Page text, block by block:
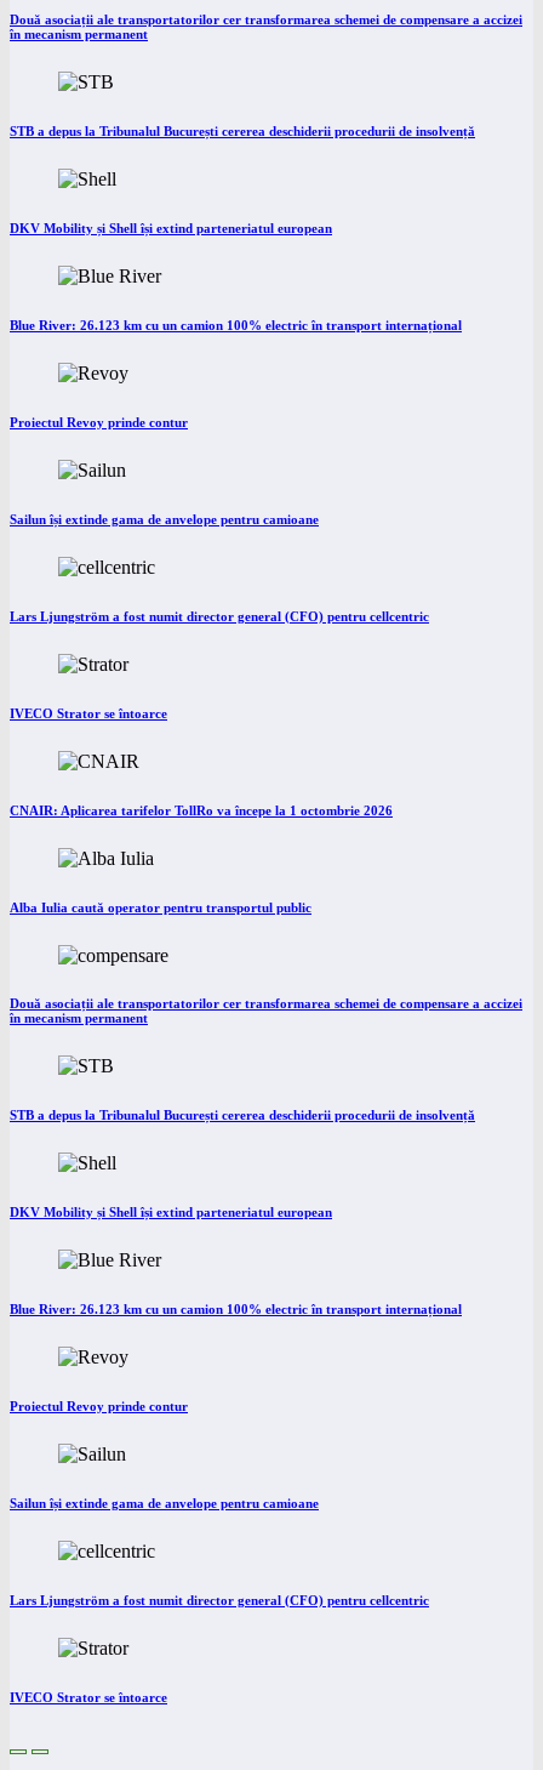
Două asociații ale transportatorilor cer transformarea schemei de compensare a accizei
în mecanism permanent
STB a depus la Tribunalul București cererea deschiderii procedurii de insolvență
DKV Mobility și Shell își extind parteneriatul european
Blue River: 26.123 km cu un camion 100% electric în transport internațional
Proiectul Revoy prinde contur
Sailun își extinde gama de anvelope pentru camioane
Lars Ljungström a fost numit director general (CFO) pentru cellcentric
IVECO Strator se întoarce
CNAIR: Aplicarea tarifelor TollRo va începe la 1 octombrie 2026
Alba Iulia caută operator pentru transportul public
Două asociații ale transportatorilor cer transformarea schemei de compensare a accizei
în mecanism permanent
STB a depus la Tribunalul București cererea deschiderii procedurii de insolvență
DKV Mobility și Shell își extind parteneriatul european
Blue River: 26.123 km cu un camion 100% electric în transport internațional
Proiectul Revoy prinde contur
Sailun își extinde gama de anvelope pentru camioane
Lars Ljungström a fost numit director general (CFO) pentru cellcentric
IVECO Strator se întoarce